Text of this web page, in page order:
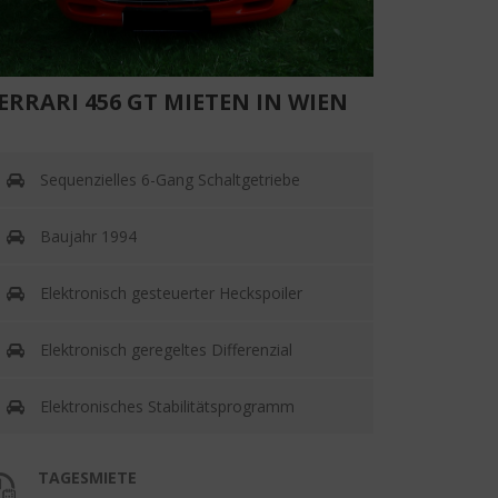
456 GT MIETEN IN WIEN
Sequenzielles 6-Gang Schaltgetriebe
Baujahr 1994
Elektronisch gesteuerter Heckspoiler
Elektronisch geregeltes Differenzial
Elektronisches Stabilitätsprogramm
TAGESMIETE